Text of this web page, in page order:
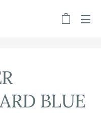
BLUE